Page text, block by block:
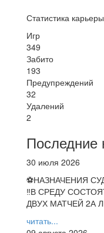
Статистика карьеры
Игр
349
Забито
193
Предупреждений
32
Удалений
2
Последние
30 июля 2026
⚽НАЗНАЧЕНИЯ
‼В СРЕДУ
ДВУХ МАТЧЕЙ 2А
читать...